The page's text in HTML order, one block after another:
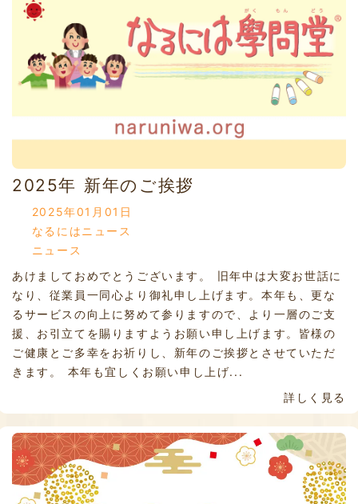
2025年 新年のご挨拶
2025年01月01日
なるにはニュース
ニュース
あけましておめでとうございます。 旧年中は大変お世話に
なり、従業員一同心より御礼申し上げます。本年も、更な
るサービスの向上に努めて参りますので、より一層のご支
援、お引立てを賜りますようお願い申し上げます。皆様の
ご健康とご多幸をお祈りし、新年のご挨拶とさせていただ
きます。 本年も宜しくお願い申し上げ...
詳しく見る